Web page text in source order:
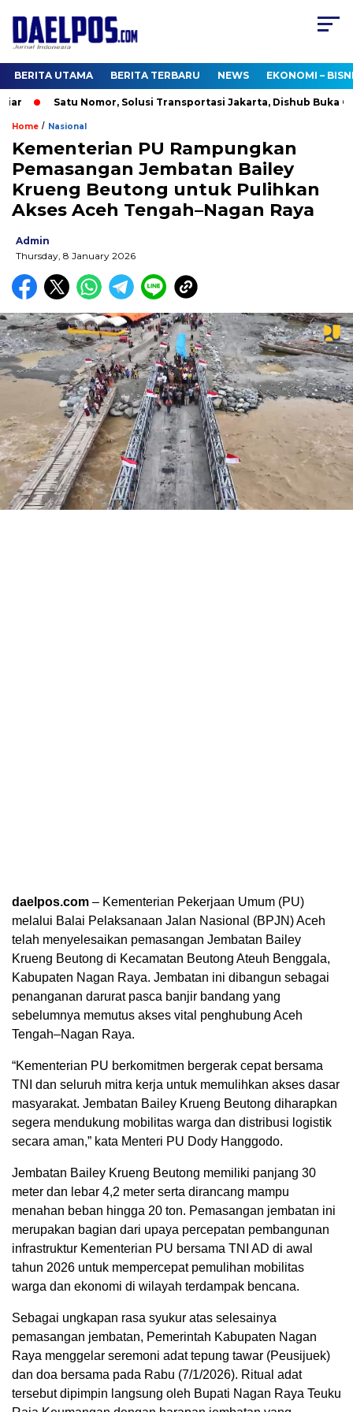
BERITA UTAMA BERITA TERBARU NEWS EKONOMI –
Satu Nomor, Solusi Transportasi Jakarta, Dishub Buka Call
Home / Nasional
Kementerian PU Rampungkan
Pemasangan Jembatan Bailey
Krueng Beutong untuk Pulihkan
Akses Aceh Tengah–Nagan Raya
Admin
Thursday, 8 January 2026
daelpos.com – Kementerian Pekerjaan Umum (PU)
melalui Balai Pelaksanaan Jalan Nasional (BPJN) Aceh
telah menyelesaikan pemasangan Jembatan Bailey
Krueng Beutong di Kecamatan Beutong Ateuh Benggala,
Kabupaten Nagan Raya. Jembatan ini dibangun sebagai
penanganan darurat pasca banjir bandang yang
sebelumnya memutus akses vital penghubung Aceh
Tengah–Nagan Raya.
“Kementerian PU berkomitmen bergerak cepat bersama
TNI dan seluruh mitra kerja untuk memulihkan akses dasar
masyarakat. Jembatan Bailey Krueng Beutong diharapkan
segera mendukung mobilitas warga dan distribusi logistik
secara aman,” kata Menteri PU Dody Hanggodo.
Jembatan Bailey Krueng Beutong memiliki panjang 30
meter dan lebar 4,2 meter serta dirancang mampu
menahan beban hingga 20 ton. Pemasangan jembatan ini
merupakan bagian dari upaya percepatan pembangunan
infrastruktur Kementerian PU bersama TNI AD di awal
tahun 2026 untuk mempercepat pemulihan mobilitas
warga dan ekonomi di wilayah terdampak bencana.
Sebagai ungkapan rasa syukur atas selesainya
pemasangan jembatan, Pemerintah Kabupaten Nagan
Raya menggelar seremoni adat tepung tawar (Peusijuek)
dan doa bersama pada Rabu (7/1/2026). Ritual adat
tersebut dipimpin langsung oleh Bupati Nagan Raya Teuku